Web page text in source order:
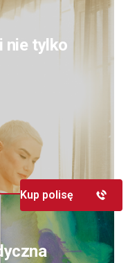
nie tylko
Kup polisę